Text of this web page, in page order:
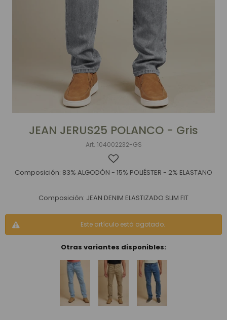
JEAN JERUS25 POLANCO - Gris
104002232-GS
Composición: 83% ALGODÓN - 15% POLIÉSTER - 2% ELASTANO
Composición: JEAN DENIM ELASTIZADO SLIM FIT
Este artículo está agotado.
Otras variantes disponibles: